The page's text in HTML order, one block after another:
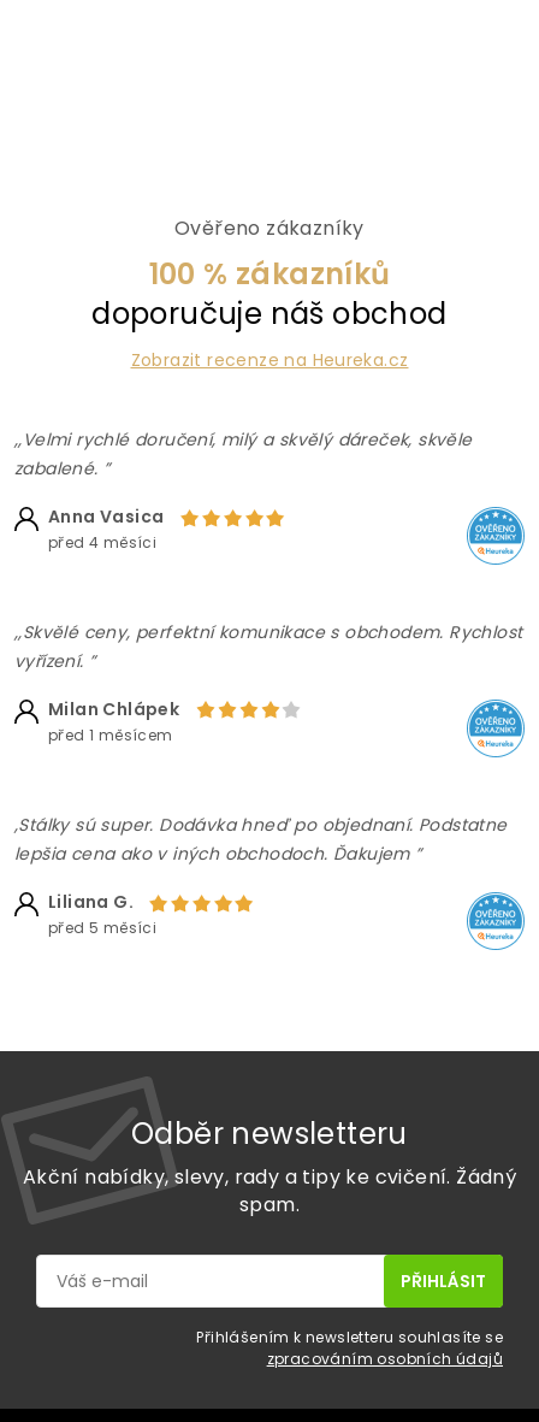
Ověřeno zákazníky
100 % zákazníků
doporučuje náš obchod
Zobrazit recenze na Heureka.cz
,,Velmi rychlé doručení, milý a skvělý dáreček, skvěle
zabalené. ”
Anna Vasica
před 4 měsíci
,,Skvělé ceny, perfektní komunikace s obchodem. Rychlost
vyřízení. ”
Milan Chlápek
před 1 měsícem
,Stálky sú super. Dodávka hneď po objednaní. Podstatne
lepšia cena ako v iných obchodoch. Ďakujem ”
Liliana G.
před 5 měsíci
Odběr newsletteru
Akční nabídky, slevy, rady a tipy ke cvičení. Žádný
spam.
Přihlášením k newsletteru souhlasíte se
zpracováním osobních údajů